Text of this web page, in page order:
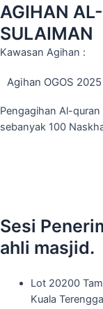
AGIHAN
SULAIMAN
Kawasan Agihan :
Agihan OGOS 2025
Pengagihan Al-
sebanyak 100
Sesi
ahli masjid.
Lot 20200
Kuala